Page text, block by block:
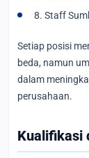
8. Staff
Setiap posisi
beda, namun
dalam
perusahaan.
Kualifikasi